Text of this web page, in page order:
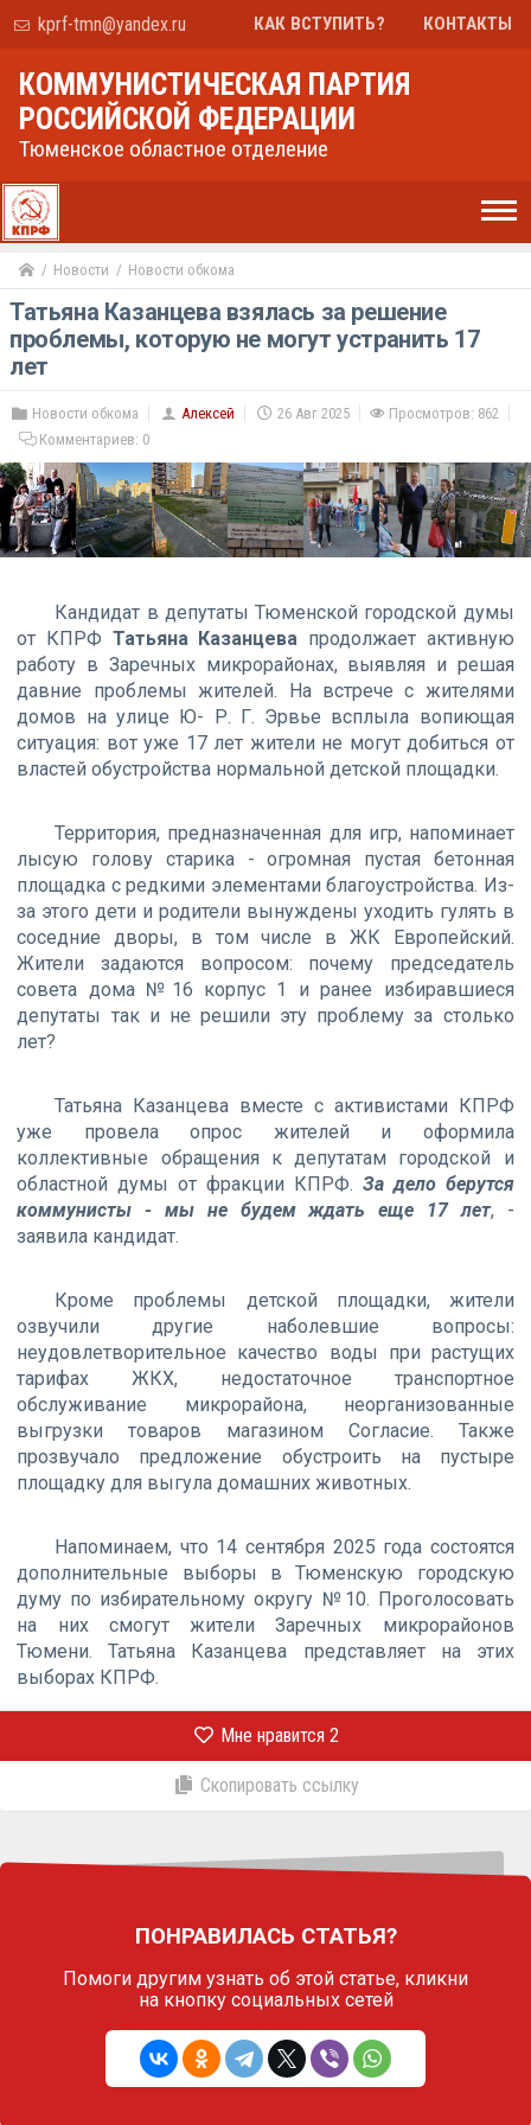
kprf-tmn@yandex.ru КАК ВСТУПИТЬ? КОНТАКТЫ
КОММУНИСТИЧЕСКАЯ ПАРТИЯ
РОССИЙСКОЙ ФЕДЕРАЦИИ
Тюменское областное отделение
Новости Новости обкома
Татьяна Казанцева взялась за решение
проблемы, которую не могут устранить 17
лет
Новости обкома Алексей 26 Авг 2025
Просмотров: 862
Комментариев: 0
Кандидат в депутаты Тюменской городской думы
от КПРФ Татьяна Казанцева продолжает активную
работу в Заречных микрорайонах, выявляя и решая
давние проблемы жителей. На встрече с жителями
домов на улице Ю- Р. Г. Эрвье всплыла вопиющая
ситуация: вот уже 17 лет жители не могут добиться от
властей обустройства нормальной детской площадки.
Территория, предназначенная для игр, напоминает
лысую голову старика - огромная пустая бетонная
площадка с редкими элементами благоустройства. Из-
за этого дети и родители вынуждены уходить гулять в
соседние дворы, в том числе в ЖК Европейский.
Жители задаются вопросом: почему председатель
совета дома №16 корпус 1 и ранее избиравшиеся
депутаты так и не решили эту проблему за столько
лет?
Татьяна Казанцева вместе с активистами КПРФ
уже провела опрос жителей и оформила
коллективные обращения к депутатам городской и
областной думы от фракции КПРФ. За дело берутся
коммунисты - мы не будем ждать еще 17 лет, -
заявила кандидат.
Кроме проблемы детской площадки, жители
озвучили другие наболевшие вопросы:
неудовлетворительное качество воды при растущих
тарифах ЖКХ, недостаточное транспортное
обслуживание микрорайона, неорганизованные
выгрузки товаров магазином Согласие. Также
прозвучало предложение обустроить на пустыре
площадку для выгула домашних животных.
Напоминаем, что 14 сентября 2025 года состоятся
дополнительные выборы в Тюменскую городскую
думу по избирательному округу №10. Проголосовать
на них смогут жители Заречных микрорайонов
Тюмени. Татьяна Казанцева представляет на этих
выборах КПРФ.
Мне нравится 2
Скопировать ссылку
ПОНРАВИЛАСЬ СТАТЬЯ?
Помоги другим узнать об этой статье, кликни
на кнопку социальных сетей